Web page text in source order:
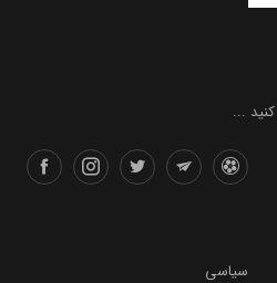
...
سیاسی